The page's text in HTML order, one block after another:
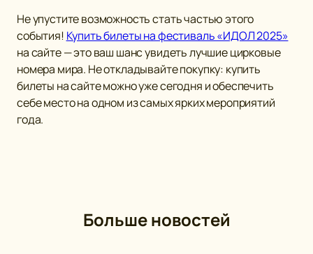
Не упустите возможность стать частью этого
события! Купить билеты на фестиваль «ИДОЛ 2025»
на сайте — это ваш шанс увидеть лучшие цирковые
номера мира. Не откладывайте покупку: купить
билеты на сайте можно уже сегодня и обеспечить
себе место на одном из самых ярких мероприятий
года.
Больше новостей